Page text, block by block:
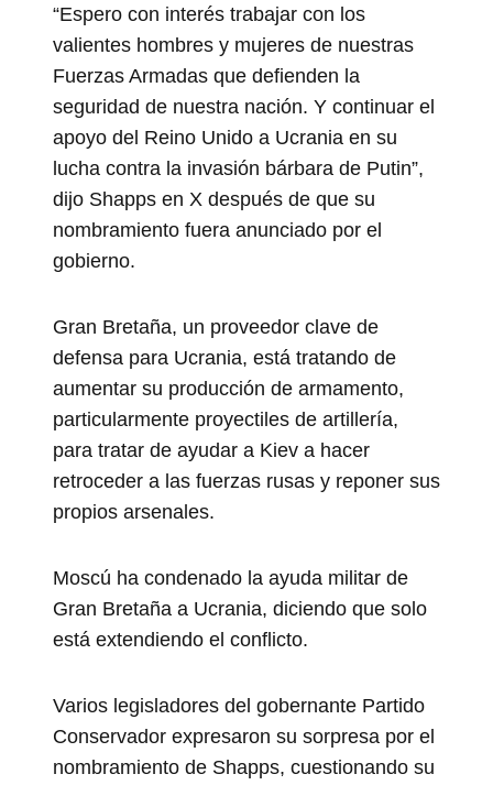
“Espero con interés trabajar con los
valientes hombres y mujeres de nuestras
Fuerzas Armadas que defienden la
seguridad de nuestra nación. Y continuar el
apoyo del Reino Unido a Ucrania en su
lucha contra la invasión bárbara de Putin”,
dijo Shapps en X después de que su
nombramiento fuera anunciado por el
gobierno.
Gran Bretaña, un proveedor clave de
defensa para Ucrania, está tratando de
aumentar su producción de armamento,
particularmente proyectiles de artillería,
para tratar de ayudar a Kiev a hacer
retroceder a las fuerzas rusas y reponer sus
propios arsenales.
Moscú ha condenado la ayuda militar de
Gran Bretaña a Ucrania, diciendo que solo
está extendiendo el conflicto.
Varios legisladores del gobernante Partido
Conservador expresaron su sorpresa por el
nombramiento de Shapps, cuestionando su